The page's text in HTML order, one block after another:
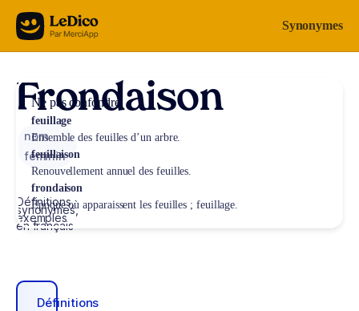
Aller au contenu Synonymes
Frondaison
nom
féminin
Définitions,
synonymes,
exemples
en français
Définitions
Ne pas confondre
feuillage
Ensemble des feuilles d’un arbre.
feuillaison
Renouvellement annuel des feuilles.
frondaison
Époque où apparaissent les feuilles ; feuillage.